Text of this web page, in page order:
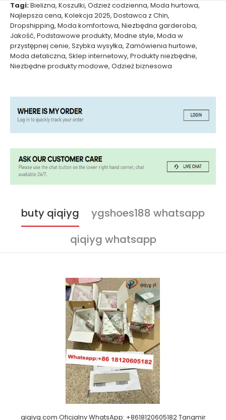
Tagi:Bielizna, Koszulki, Odzież codzienna, Moda hurtowa,
Najlepsza cena, Kolekcja 2025, Dostawca z Chin,
Dropshipping, Moda komfortowa, Niezbędna garderoba,
Jakość, Podstawowe produkty, Modne style, Moda w
przystępnej cenie, Szybka wysyłka, Zamówienia hurtowe,
Moda detaliczna, Sklep internetowy, Produkty niezbędne,
Niezbędne produkty modowe, Odzież biznesowa
buty qiqiyg
ygshoes188 whatsapp
qiqiyg whatsapp
qiqiyg.com Oficjalny WhatsApp: +8618120605182 Tangmir